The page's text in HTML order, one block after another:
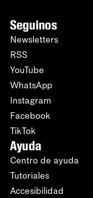
Seguinos
Newsletters
RSS
YouTube
WhatsApp
Instagram
Facebook
TikTok
Ayuda
Centro de ayuda
Tutoriales
Accesibilidad